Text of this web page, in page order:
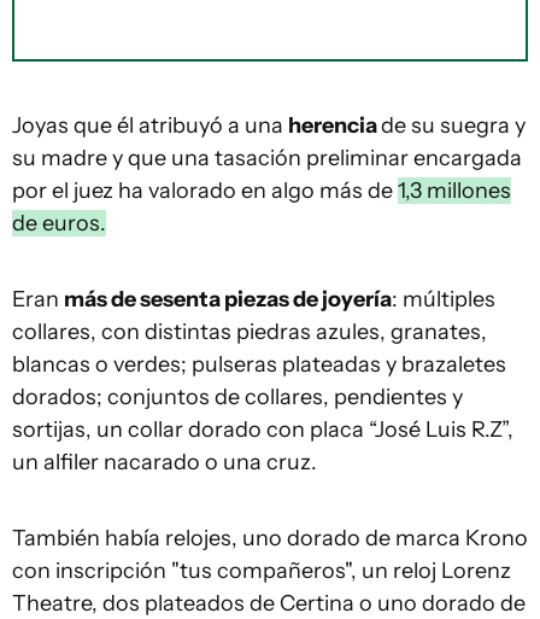
Joyas que él atribuyó a una herenciade su suegra y
su madre y que una tasación preliminar encargada
por el juez ha valorado en algo más de1,3 millones
de euros.
Eran más de sesenta piezas de joyería: múltiples
collares, con distintas piedras azules, granates,
blancas o verdes; pulseras plateadas y brazaletes
dorados; conjuntos de collares, pendientes y
sortijas, un collar dorado con placa “José Luis R.Z”,
un alfiler nacarado o una cruz.
También había relojes, uno dorado de marca Krono
con inscripción "tus compañeros", un reloj Lorenz
Theatre, dos plateados de Certina o uno dorado de